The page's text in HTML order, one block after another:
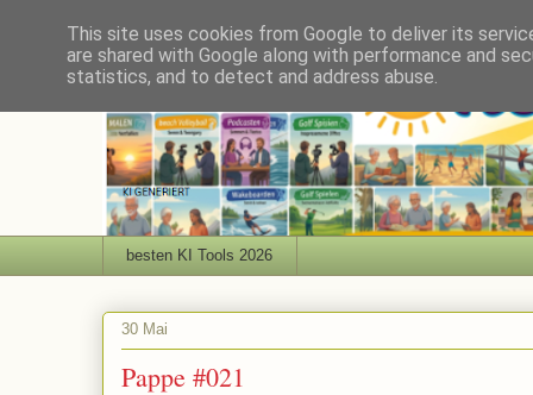
besten KI Tools 2026
30 Mai
Pappe #021
This site uses cookies from Google to deliver its
are shared with Google along with performance and
statistics, and to detect and address abuse.